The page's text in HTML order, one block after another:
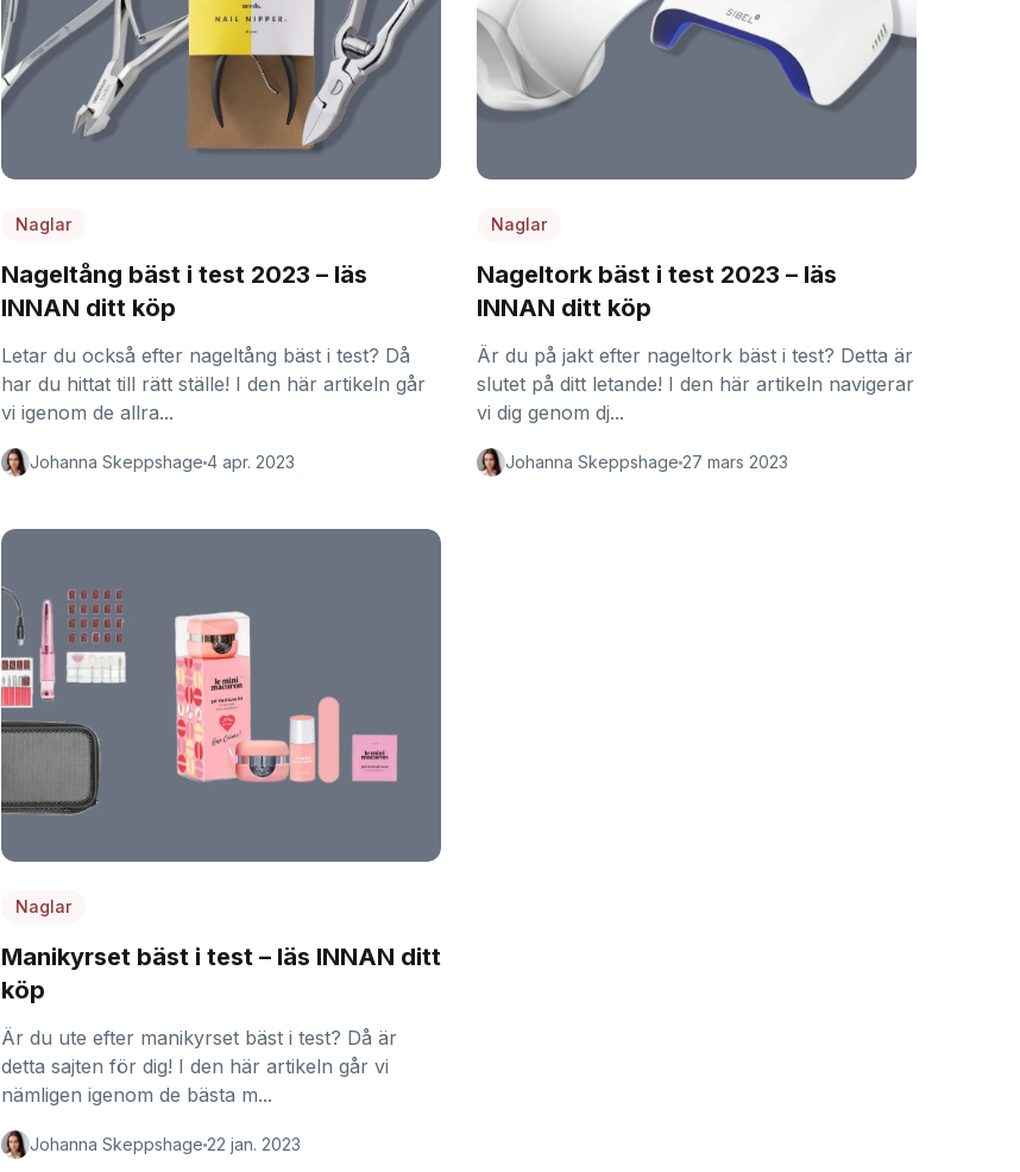
Naglar
Nageltång bäst i test 2023 – läs
INNAN ditt köp
Letar du också efter nageltång bäst i test? Då
har du hittat till rätt ställe! I den här artikeln går
vi igenom de allra...
Johanna Skeppshage 4 apr. 2023
Naglar
Nageltork bäst i test 2023 – läs
INNAN ditt köp
Är du på jakt efter nageltork bäst i test? Detta är
slutet på ditt letande! I den här artikeln navigerar
vi dig genom dj...
Johanna Skeppshage 27 mars 2023
Naglar
Manikyrset bäst i test – läs INNAN ditt
köp
Är du ute efter manikyrset bäst i test? Då är
detta sajten för dig! I den här artikeln går vi
nämligen igenom de bästa m...
Johanna Skeppshage 22 jan. 2023